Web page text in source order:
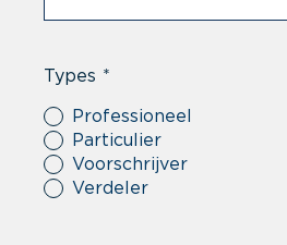
Types *
Professioneel
Particulier
Voorschrijver
Verdeler